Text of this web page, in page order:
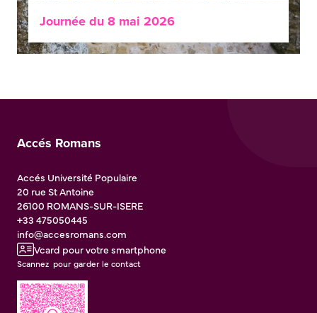
Journée du 8 mai 2026
Accés Romans
Accés Université Populaire
20 rue St Antoine
26100 ROMANS-SUR-ISERE
+33 475050445
info@accesromans.com
Vcard pour votre smartphone
Scannez pour garder le contact